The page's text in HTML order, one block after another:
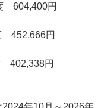
度 604,400円
度 452,666円
402,338円